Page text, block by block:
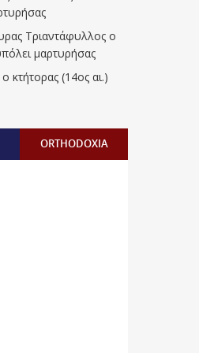
Τριαντάφυλλος ο
μαρτυρήσας
κτήτορας (14ος αι.)
ORTHODOXIA